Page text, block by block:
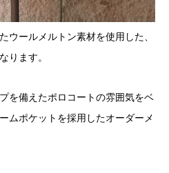
ウールメルトン素材を使用した、
ります。
を備えたポロコートの雰囲気をベ
ムポケットを採用したオーダーメ